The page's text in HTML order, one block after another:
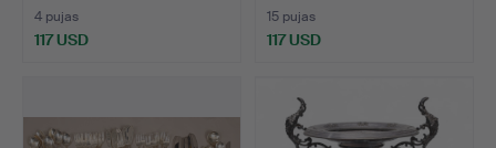
4 pujas
117 USD
15 pujas
117 USD